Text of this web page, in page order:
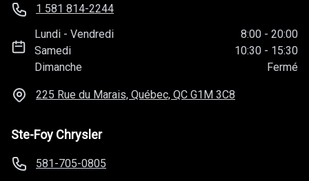
1 581 814-2244
Lundi -Vendredi 8:00 - 20:00
Samedi
10:30 - 15:30
Dimanche
Fermé
225 Rue du Marais, Québec, QC G1M 3C8
Ste-Foy Chrysler
581-705-0805